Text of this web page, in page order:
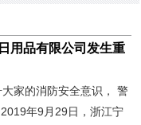
用品有限公司发生重
家的消防安全意识， 警
年9月29日，浙江宁